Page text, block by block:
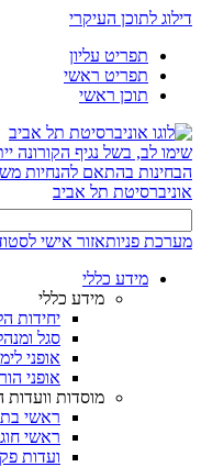
דילוג לתוכן העיקרי
תפריט עליון
תפריט ראשי
תוכן ראשי
שימו לב, בשל נגיף הקורונה
הבחינות בהתאם להנחיות
אוניברסיטת תל אביב
מערכת פניותאזור אישי
מידע כללי
מידע כללי
יחידות
סגל
אופני
אופני
מוסדות
ראשי
ראשי
ועדות